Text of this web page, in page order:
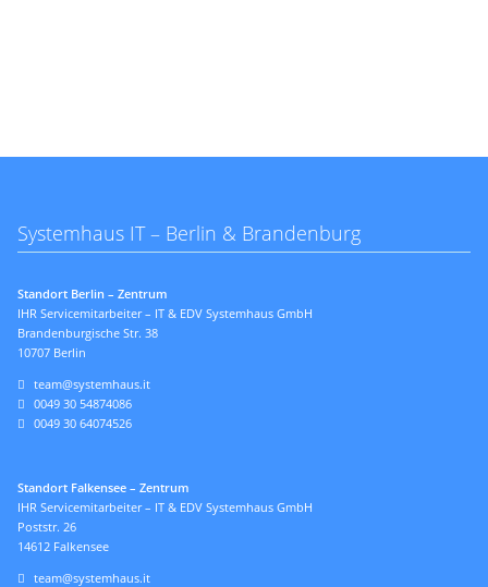
Systemhaus IT – Berlin & Brandenburg
Standort Berlin – Zentrum
IHR Servicemitarbeiter – IT & EDV Systemhaus GmbH
Brandenburgische Str. 38
10707 Berlin
team@systemhaus.it
0049 30 54874086
0049 30 64074526
Standort Falkensee – Zentrum
IHR Servicemitarbeiter – IT & EDV Systemhaus GmbH
Poststr. 26
14612 Falkensee
team@systemhaus.it